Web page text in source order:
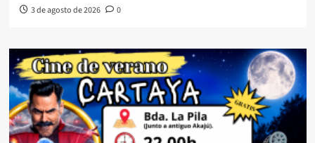
3 de agosto de 2026 0